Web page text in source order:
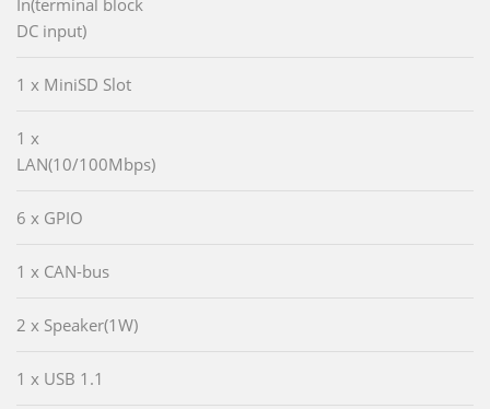
DC input)
1 x MiniSD Slot
1 x
LAN(10/100Mbps)
6 x GPIO
1 x CAN-bus
2 x Speaker(1W)
1 x USB 1.1